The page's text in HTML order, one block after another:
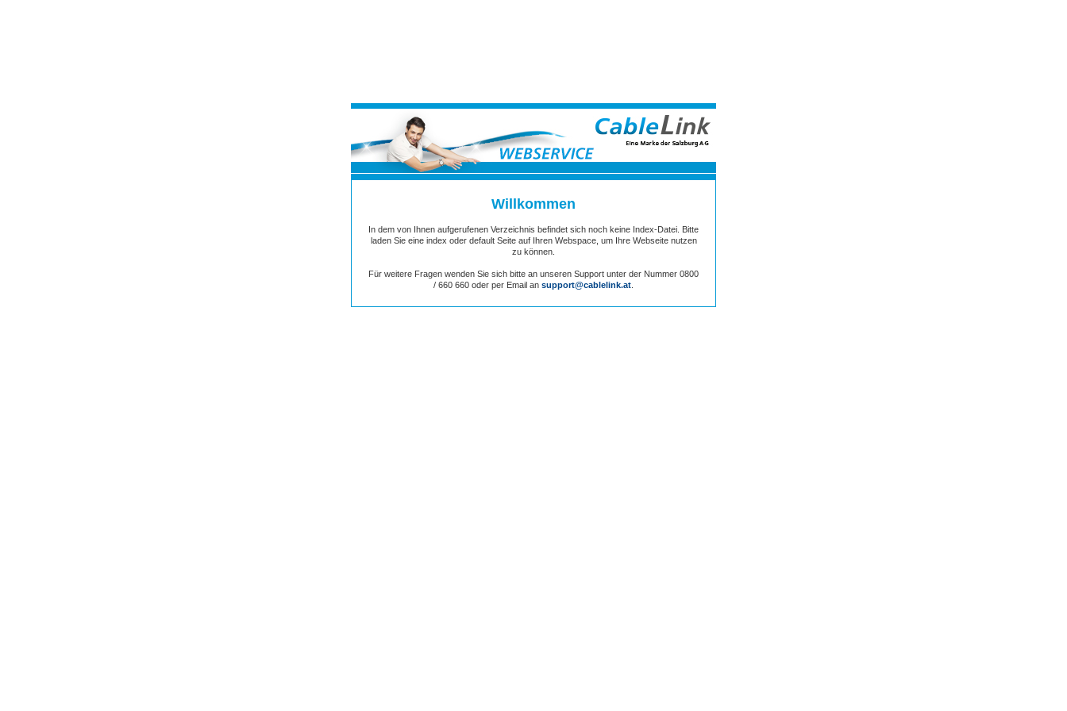
Willkommen
In dem von Ihnen aufgerufenen Verzeichnis befindet sich noch keine Index-Datei. Bitte
laden Sie eine index oder default Seite auf Ihren Webspace, um Ihre Webseite nutzen
zu können.
Für weitere Fragen wenden Sie sich bitte an unseren Support unter der Nummer 0800
/ 660 660 oder per Email an support@cablelink.at